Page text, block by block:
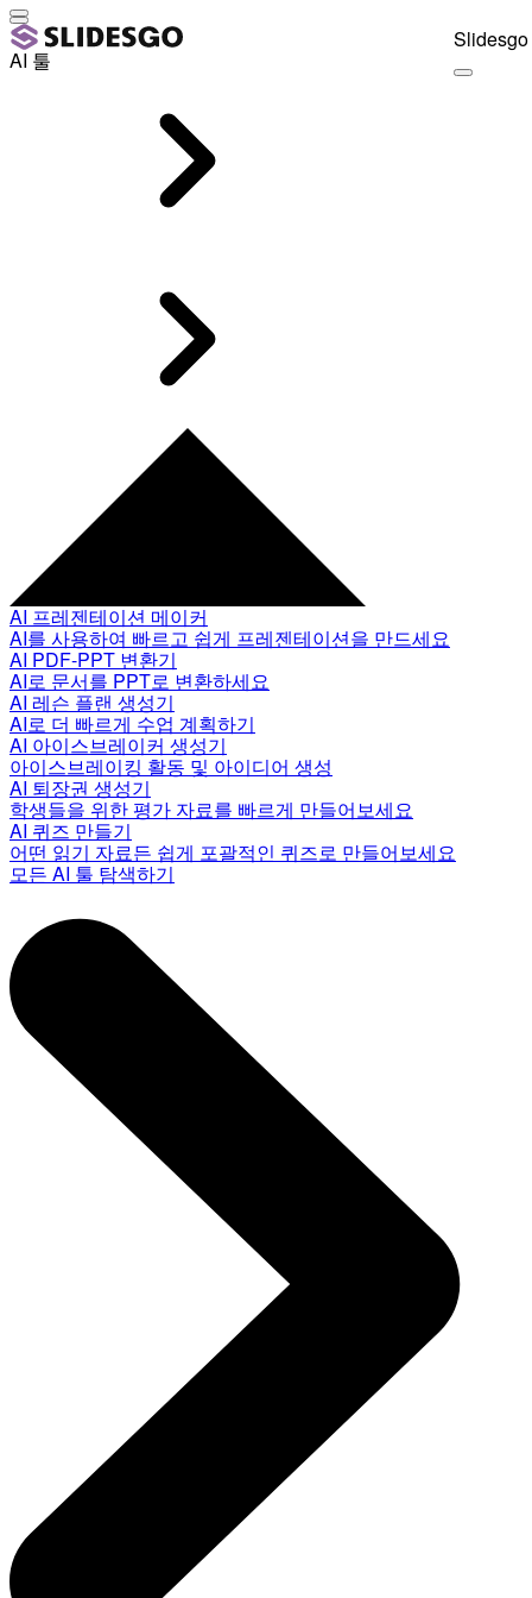
AI 툴
AI 프레젠테이션 메이커
AI를 사용하여 빠르고 쉽게 프레젠테이션을 만드세요
AI PDF-PPT 변환기
AI로 문서를 PPT로 변환하세요
AI 레슨 플랜 생성기
AI로 더 빠르게 수업 계획하기
AI 아이스브레이커 생성기
아이스브레이킹 활동 및 아이디어 생성
AI 퇴장권 생성기
학생들을 위한 평가 자료를 빠르게 만들어보세요
AI 퀴즈 만들기
어떤 읽기 자료든 쉽게 포괄적인 퀴즈로 만들어보세요
모든 AI 툴 탐색하기